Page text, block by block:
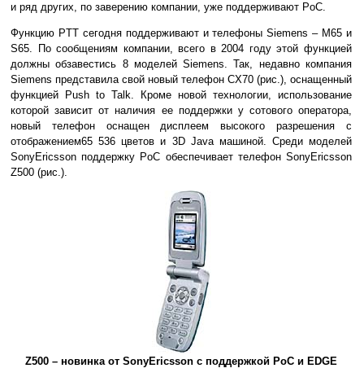
и ряд других, по заверению компании, уже поддерживают PoC.
Функцию PTT сегодня поддерживают и телефоны Siemens – M65 и
S65. По сообщениям компании, всего в 2004 году этой функцией
должны обзавестись 8 моделей Siemens. Так, недавно компания
Siemens представила свой новый телефон CX70 (рис.), оснащенный
функцией Рush to Talk. Кроме новой технологии, использование
которой зависит от наличия ее поддержки у сотового оператора,
новый телефон оснащен дисплеем высокого разрешения с
отображением65 536 цветов и 3D Java машиной. Среди моделей
SonyEricsson поддержку PoC обеспечивает телефон SonyEricsson
Z500 (рис.).
Z500 – новинка от SonyEricsson с поддержкой PoC и EDGE